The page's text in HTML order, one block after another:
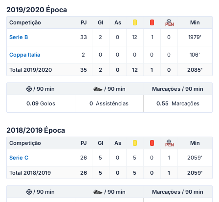
2019/2020 Época
Competição PJ Gl As PEN Min
Serie B 33 2 0 12 1 0 1979'
Coppa Italia 2 0 0 0 0 0 106'
Total 2019/2020 35 2 0 12 1 0 2085'
/ 90 min / 90 min Marcações / 90 min
0.09Golos 0 Assistências 0.55 Marcações
2018/2019 Época
Competição PJ Gl As PEN Min
Serie C 26 5 0 5 0 1 2059'
Total 2018/2019 26 5 0 5 0 1 2059'
/ 90 min / 90 min Marcações / 90 min